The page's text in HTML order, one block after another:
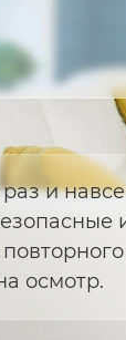
и
осмотр.